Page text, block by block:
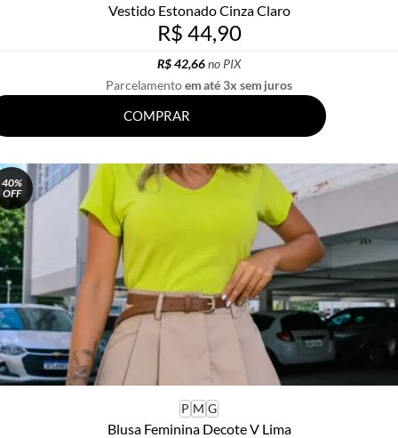
Vestido Estonado Cinza Claro
R$ 44,90
R$ 42,66no PIX
Parcelamentoem até 3x sem juros
COMPRAR
40%
OFF
P M G
Blusa Feminina Decote V Lima